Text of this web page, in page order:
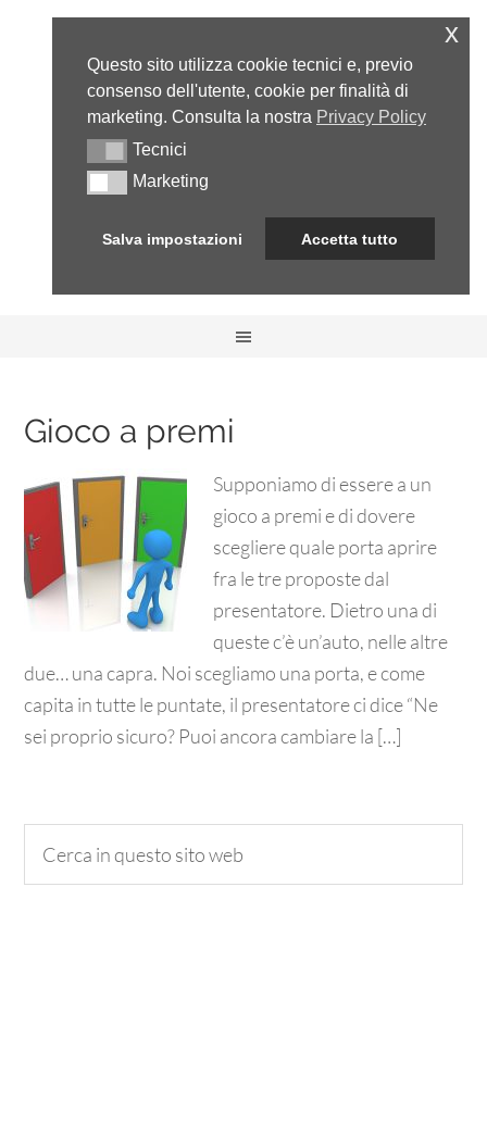
Gioco a premi
Supponiamo di essere a un
gioco a premi e di dovere
scegliere quale porta aprire
fra le tre proposte dal
presentatore. Dietro una di
queste c’è un’auto, nelle altre
due… una capra. Noi scegliamo una porta, e come
capita in tutte le puntate, il presentatore ci dice “Ne
sei proprio sicuro? Puoi ancora cambiare la […]
Questo sito utilizza cookie tecnici e, previo
consenso dell'utente, cookie per finalità di
marketing. Consulta la nostra Privacy Policy
TecniciTecnici
MarketingMarketing
Salva impostazioni Accetta tutto
x